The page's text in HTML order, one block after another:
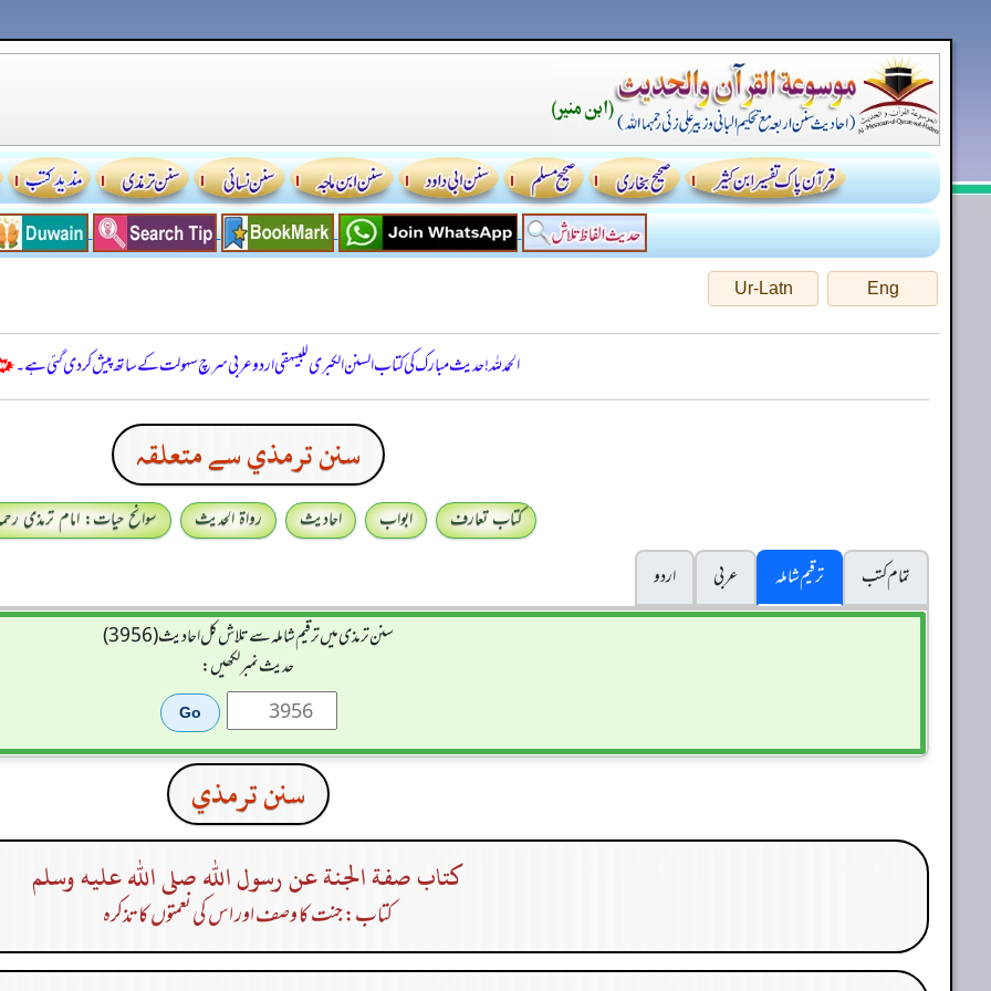
Eng
Ur-Latn
الحمدللہ! حدیث مبارک کی کتاب السنن الكبرى للبيهقي اردو عربی سرچ سہولت کے ساتھ پیش کر دی گئی ہے۔
سنن ترمذي سے متعلقہ
کتاب تعارف ابواب احادیث رواۃ الحدیث
سوانح حیات: امام ترمذی
تمام کتب
ترقیم شاملہ عربی
اردو
سنن ترمذی میں ترقیم شاملہ سے تلاش کل احادیث (3956)
حدیث نمبر لکھیں:
سنن ترمذي
كتاب صفة الجنة عن رسول الله صلى الله عليه وسلم
کتاب: جنت کا وصف اور اس کی نعمتوں کا تذکرہ